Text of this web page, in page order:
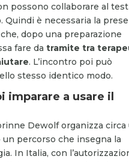
possono collaborare al test
Quindi è necessaria la
dopo una preparazione
fare da tramite tra
. L’incontro poi può
stesso identico modo.
imparare a usare il
Dewolf organizza circa
un percorso che insegna la
In Italia, con